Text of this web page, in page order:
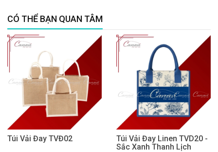
CÓ THỂ BẠN QUAN TÂM
Túi Vải Đay TVĐ02
Túi Vải Đay Linen TVD20 -
Sắc Xanh Thanh Lịch